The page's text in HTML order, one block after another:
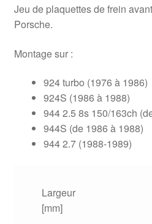
Jeu de plaquettes de frein
Porsche.
Montage sur :
924 turbo (1976 à 1986)
924S (1986 à 1988)
944 2.5 8s 150/163ch
944S (de 1986 à 1988)
944 2.7 (1988-1989)
Largeur
[mm]